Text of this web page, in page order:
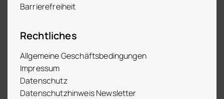
Barrierefreiheit
Rechtliches
Allgemeine Geschäftsbedingungen
Impressum
Datenschutz
Datenschutzhinweis Newsletter